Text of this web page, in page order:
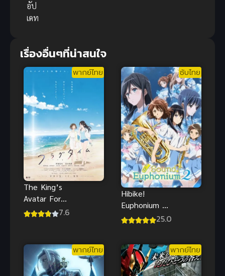
อัป
เดท
เรื่องอื่นๆที่น่าสนใจ
พากย์ไทย
The King’s
Avatar For
The Glory
ไทย
7.6
ซับไทย
Hibike!
Euphonium 2
ฮิบิเคะ! ยูโฟ25.0
พากย์ไทย พากย์ไทย